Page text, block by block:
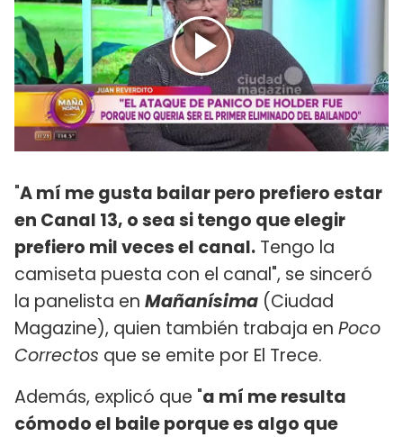
"A mí me gusta bailar pero prefiero estar
en Canal 13, o sea si tengo que elegir
prefiero mil veces el canal. Tengo la
camiseta puesta con el canal", se sinceró
la panelista en Mañanísima (Ciudad
Magazine), quien también trabaja en Poco
Correctos que se emite por El Trece.
Además, explicó que "a mí me resulta
cómodo el baile porque es algo que